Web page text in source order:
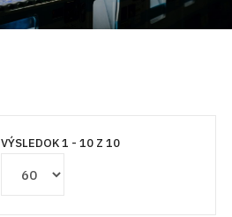
VÝSLEDOK 1 - 10 Z 10